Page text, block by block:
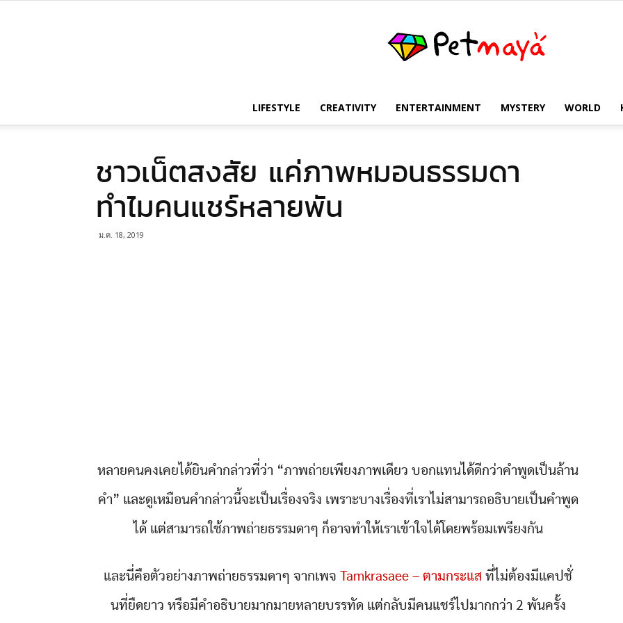
เพชร
LIFESTYLE CREATIVITY ENTERTAINMENT MYSTERY WORLD
ชาวเน็ตสงสัย แค่ภาพหมอนธรรมดา
ทำไมคนแชร์หลายพัน
ม.ค. 18, 2019
หลายคนคงเคยได้ยินคำกล่าวที่ว่า “ภาพถ่ายเพียงภาพเดียว บอกแทนได้ดีกว่าคำพูดเป็นล้าน
คำ” และดูเหมือนคำกล่าวนี้จะเป็นเรื่องจริง เพราะบางเรื่องที่เราไม่สามารถอธิบายเป็นคำพูด
ได้ แต่สามารถใช้ภาพถ่ายธรรมดาๆ ก็อาจทำให้เราเข้าใจได้โดยพร้อมเพรียงกัน
และนี่คือตัวอย่างภาพถ่ายธรรมดาๆ จากเพจ Tamkrasaee – ตามกระแส ที่ไม่ต้องมีแคปชั่
นที่ยืดยาว หรือมีคำอธิบายมากมายหลายบรรทัด แต่กลับมีคนแชร์ไปมากกว่า 2 พันครั้ง